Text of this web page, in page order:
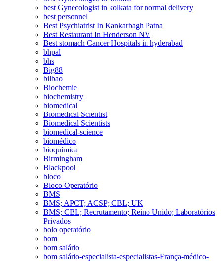
best Gynecologist in kolkata for normal delivery
best personnel
Best Psychiatrist In Kankarbagh Patna
Best Restaurant In Henderson NV
Best stomach Cancer Hospitals in hyderabad
bhpal
bhs
Big88
bilbao
Biochemie
biochemistry
biomedical
Biomedical Scientist
Biomedical Scientists
biomedical-science
biomédico
bioquímica
Birmingham
Blackpool
bloco
Bloco Operatório
BMS
BMS; APCT; ACSP; CBL; UK
BMS; CBL; Recrutamento; Reino Unido; Laboratórios
Privados
bolo operatório
bom
bom salário
bom salário-especialista-especialistas-França-médico-